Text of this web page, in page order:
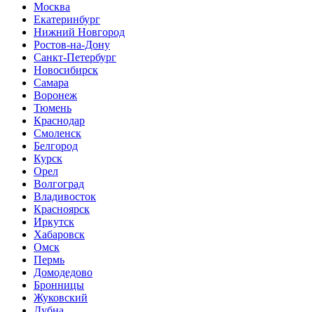
Москва
Екатеринбург
Нижний Новгород
Ростов-на-Дону
Санкт-Петербург
Новосибирск
Самара
Воронеж
Тюмень
Краснодар
Смоленск
Белгород
Курск
Орел
Волгоград
Владивосток
Красноярск
Иркутск
Хабаровск
Омск
Пермь
Домодедово
Бронницы
Жуковский